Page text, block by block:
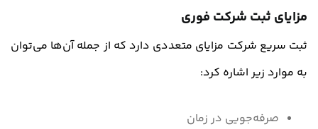
مزایای ثبت شرکت فوری
ثبت سریع شرکت مزایای متعددی دارد که از جمله آن‌ها می‌توان
به موارد زیر اشاره کرد:
صرفه‌جویی در زمان